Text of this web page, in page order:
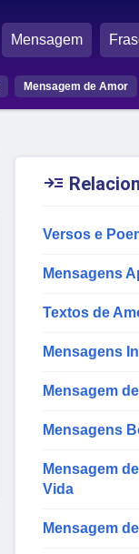
Mensagem
Mensagem de Amor

Versos e
Mensagens
Textos de
Mensagens
Mensagem
Mensagens
Mensagem
Vida
Mensagem